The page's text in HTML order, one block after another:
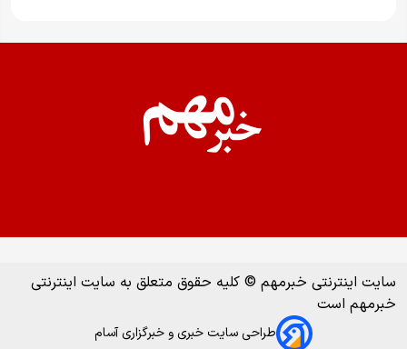
سایت اینترنتی خبرمهم © کلیه حقوق متعلق به سایت اینترنتی
خبرمهم است
طراحی سایت خبری و خبرگزاری آسام